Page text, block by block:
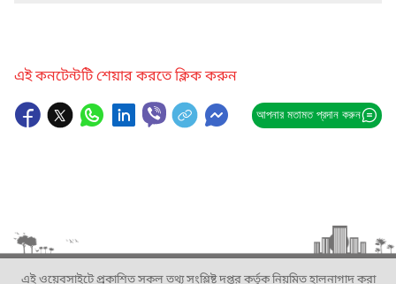
এই কনটেন্টটি শেয়ার করতে ক্লিক করুন
আপনার মতামত প্রদান করুন
এই ওয়েবসাইটে প্রকাশিত সকল তথ্য সংশ্লিষ্ট দপ্তর কর্তৃক নিয়মিত হালনাগাদ করা